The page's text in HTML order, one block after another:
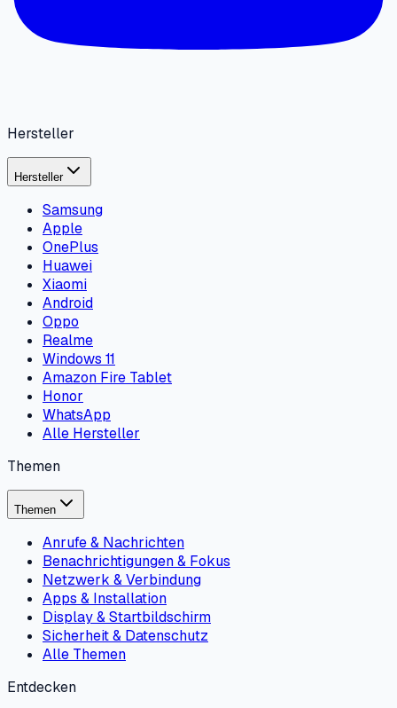
Hersteller
Hersteller
Samsung
Apple
OnePlus
Huawei
Xiaomi
Android
Oppo
Realme
Windows 11
Amazon Fire Tablet
Honor
WhatsApp
Alle Hersteller
Themen
Themen
Anrufe & Nachrichten
Benachrichtigungen & Fokus
Netzwerk & Verbindung
Apps & Installation
Display & Startbildschirm
Sicherheit & Datenschutz
Alle Themen
Entdecken